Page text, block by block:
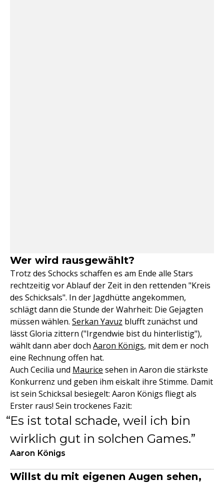
Wer wird rausgewählt?
Trotz des Schocks schaffen es am Ende alle Stars
rechtzeitig vor Ablauf der Zeit in den rettenden "Kreis
des Schicksals". In der Jagdhütte angekommen,
schlägt dann die Stunde der Wahrheit: Die Gejagten
müssen wählen. Serkan Yavuz blufft zunächst und
lässt Gloria zittern ("Irgendwie bist du hinterlistig"),
wählt dann aber doch Aaron Königs, mit dem er noch
eine Rechnung offen hat.
Auch Cecilia und Maurice sehen in Aaron die stärkste
Konkurrenz und geben ihm eiskalt ihre Stimme. Damit
ist sein Schicksal besiegelt: Aaron Königs fliegt als
Erster raus! Sein trockenes Fazit:
Es ist total schade, weil ich bin
wirklich gut in solchen Games.
Aaron Königs
Willst du mit eigenen Augen sehen,